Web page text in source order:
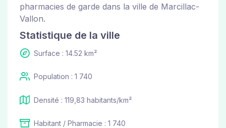
pharmacies de garde dans la ville de Marcillac-
Vallon.
Statistique de la ville
Surface : 14.52 km²
Population : 1 740
Densité : 119,83 habitants/km²
Habitant / Pharmacie : 1 740